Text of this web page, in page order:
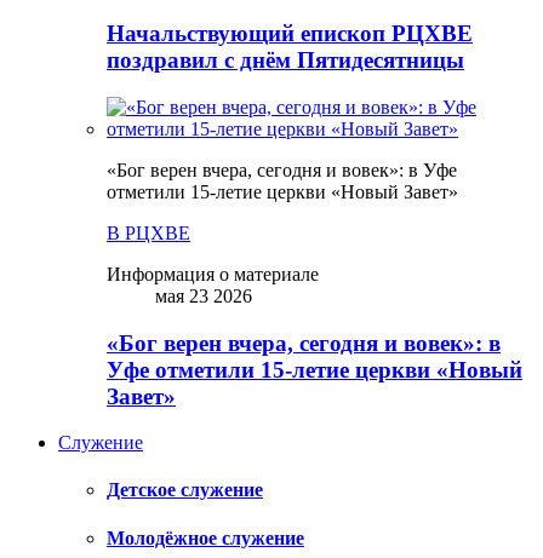
Начальствующий епископ РЦХВЕ
поздравил с днём Пятидесятницы
«Бог верен вчера, сегодня и вовек»: в Уфе
отметили 15-летие церкви «Новый Завет»
В РЦХВЕ
Информация о материале
мая 23 2026
«Бог верен вчера, сегодня и вовек»: в
Уфе отметили 15-летие церкви «Новый
Завет»
Служение
Детское служение
Молодёжное служение